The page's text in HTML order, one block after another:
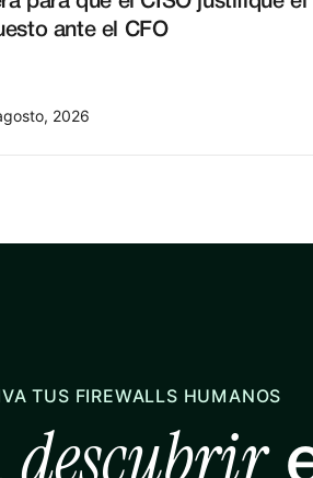
ante el CFO
2026
TUS FIREWALLS HUMANOS
descubrir